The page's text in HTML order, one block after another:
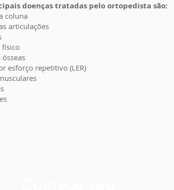
doenças tratadas pelo ortopedista são:
coluna
articulações
físico
esforço repetitivo (LER)